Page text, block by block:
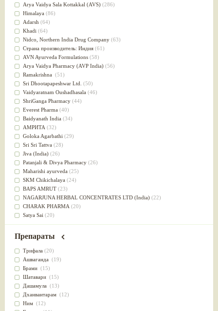
Лечит опухоли и отеки(46)
Для медитации
выводит токсины
Для здоровья печени
Для тела(39)
для очищения крови(38)
При диабете(38)
Антиоксидант(37)
Для Капха(Кафа) доши
От паразитов(37)
При расстройстве желудка (36)
Успокоительное(36)
Для глаз(34)
от геморроя(34)
Противовоспалительное
Для Питта доши(32)
Для сердца(32)
Для сосудов головного мозга
Для полости рта(32)
Дефицит железа(31)
Для лица(31)
Употребление в пищу
Ароматерапия(29)
Жаропонижающее(29)
для памяти(28)
для почек(28)
Слабительное (28)
Афродизиак(27)
Напитки(27)
Для йоги (27)
Для потенции(26)
Для душа(25)
для концентрации внимания
при нарушении эрекции
Arya Vaidya Sala Kottakkal (AVS) (286)
Himalaya (86)
Adarsh (64)
Khadi (64)
Nidсo, Northern India Drug Company (63)
Страна производитель: Индия (61)
AVN Ayurveda Formulations (58)
Arya Vaidya Pharmacy (AVP India) (56)
Ramakrishna (51)
Sri Dhootapapeshwar Ltd. (50)
Vaidyaratnam Oushadhasala (46)
ShriGanga Pharmacy (44)
Everest Pharma (40)
Baidyanath India (34)
АМРИТА (32)
Goloka Agarbathi (29)
Sri Sri Tattva (28)
Jiva (India) (26)
Patanjali & Divya Pharmacy (26)
Maharishi ayurveda (25)
SKM Chikichalaya (24)
BAPS AMRUT (23)
NAGARJUNA HERBAL CONCENTRATES LTD (India) (22)
CHARAK PHARMA (20)
Satya Sai (20)
Vyas(20)
Kerala Ayurveda
(19)
Organic India pvt ltd
Lalita(16)
Ashtang Herbals
Alarsin(14)
Vasu Health care
Baraka(13)
Dabur India Ltd
Препараты
Трифала (20)
Ашваганда (19)
Брами (15)
Шатавари (15)
Дашамула (13)
Дханвантарам (12)
Ним (12)